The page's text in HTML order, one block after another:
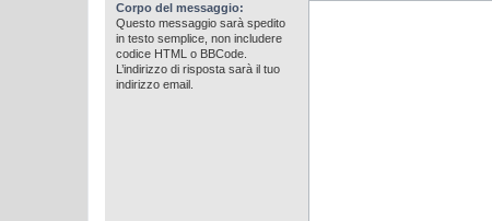
Corpo del messaggio:
Questo messaggio sarà spedito
in testo semplice, non includere
codice HTML o BBCode.
L’indirizzo di risposta sarà il tuo
indirizzo email.